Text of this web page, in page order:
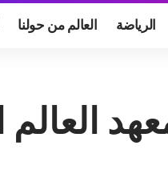
الرياضة العالم من حولنا
العالم